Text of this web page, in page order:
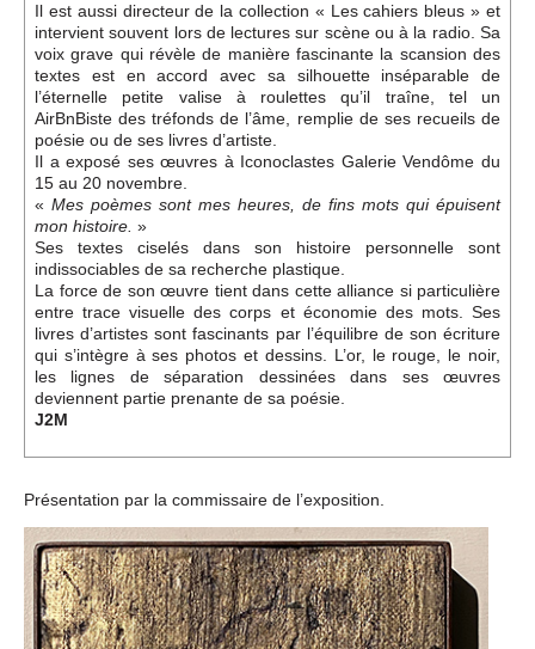
Il est aussi directeur de la collection « Les cahiers bleus » et
intervient souvent lors de lectures sur scène ou à la radio. Sa
voix grave qui révèle de manière fascinante la scansion des
textes est en accord avec sa silhouette inséparable de
l’éternelle petite valise à roulettes qu’il traîne, tel un
AirBnBiste des tréfonds de l’âme, remplie de ses recueils de
poésie ou de ses livres d’artiste.
Il a exposé ses œuvres à Iconoclastes Galerie Vendôme du
15 au 20 novembre.
« Mes poèmes sont mes heures, de fins mots qui épuisent
mon histoire. »
Ses textes ciselés dans son histoire personnelle sont
indissociables de sa recherche plastique.
La force de son œuvre tient dans cette alliance si particulière
entre trace visuelle des corps et économie des mots. Ses
livres d’artistes sont fascinants par l’équilibre de son écriture
qui s’intègre à ses photos et dessins. L’or, le rouge, le noir,
les lignes de séparation dessinées dans ses œuvres
deviennent partie prenante de sa poésie.
J2M
Présentation par la commissaire de l’exposition.